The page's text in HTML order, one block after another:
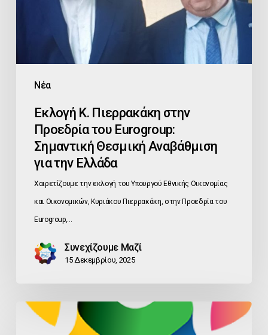
Νέα
Σημαντική
Ελλάδα
Εκλογή Κ. Πιερρακάκη στην
Προεδρία του Eurogroup:
Σημαντική Θεσμική Αναβάθμιση
για την Ελλάδα
Χαιρετίζουμε την εκλογή του Υπουργού Εθνικής Οικονομίας
και Οικονομικών, Κυριάκου Πιερρακάκη, στην Προεδρία του
Eurogroup,…
Συνεχίζουμε Μαζί
15 Δεκεμβρίου, 2025
ΑΜΕΣΗ
ΠΑΡΑΤΑΣΗ